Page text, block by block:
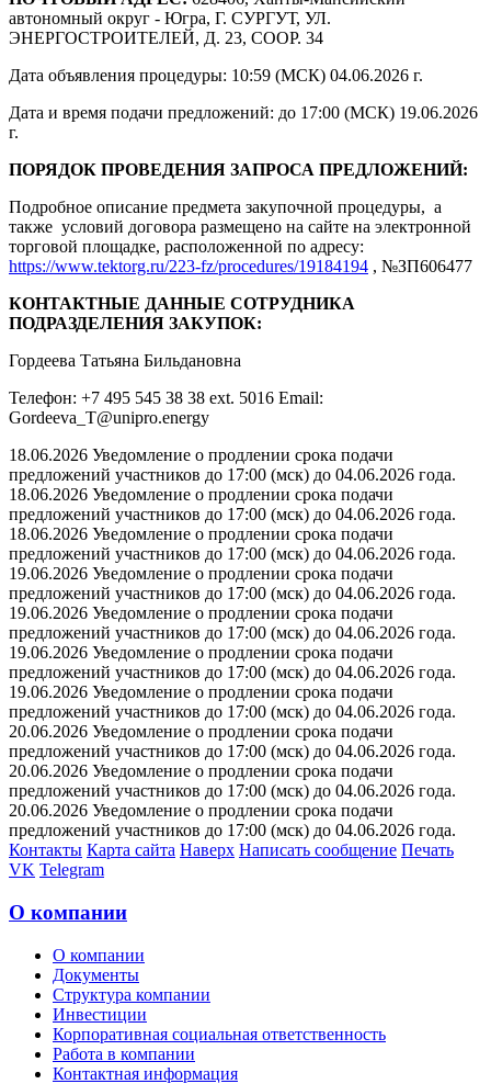
автономный округ - Югра, Г. СУРГУТ, УЛ.
ЭНЕРГОСТРОИТЕЛЕЙ, Д. 23, СООР. 34
Дата объявления процедуры: 10:59 (МСК) 04.06.2026 г.
Дата и время подачи предложений: до 17:00 (МСК) 19.06.2026
г.
ПОРЯДОК ПРОВЕДЕНИЯ ЗАПРОСА ПРЕДЛОЖЕНИЙ:
Подробное описание предмета закупочной процедуры, а
также условий договора размещено на сайте на электронной
торговой площадке, расположенной по адресу:
https://www.tektorg.ru/223-fz/procedures/19184194 , №ЗП606477
КОНТАКТНЫЕ ДАННЫЕ СОТРУДНИКА
ПОДРАЗДЕЛЕНИЯ ЗАКУПОК:
Гордеева Татьяна Бильдановна
Телефон: +7 495 545 38 38 ext. 5016 Email:
Gordeeva_T@unipro.energy
18.06.2026 Уведомление о продлении срока подачи
предложений участников до 17:00 (мск) до 04.06.2026 года.
18.06.2026 Уведомление о продлении срока подачи
предложений участников до 17:00 (мск) до 04.06.2026 года.
18.06.2026 Уведомление о продлении срока подачи
предложений участников до 17:00 (мск) до 04.06.2026 года.
19.06.2026 Уведомление о продлении срока подачи
предложений участников до 17:00 (мск) до 04.06.2026 года.
19.06.2026 Уведомление о продлении срока подачи
предложений участников до 17:00 (мск) до 04.06.2026 года.
19.06.2026 Уведомление о продлении срока подачи
предложений участников до 17:00 (мск) до 04.06.2026 года.
19.06.2026 Уведомление о продлении срока подачи
предложений участников до 17:00 (мск) до 04.06.2026 года.
20.06.2026 Уведомление о продлении срока подачи
предложений участников до 17:00 (мск) до 04.06.2026 года.
20.06.2026 Уведомление о продлении срока подачи
предложений участников до 17:00 (мск) до 04.06.2026 года.
20.06.2026 Уведомление о продлении срока подачи
предложений участников до 17:00 (мск) до 04.06.2026 года.
Контакты Карта сайта Наверх Написать сообщение Печать
VK Telegram
О компании
О компании
Документы
Структура компании
Инвестиции
Корпоративная социальная ответственность
Работа в компании
Контактная информация